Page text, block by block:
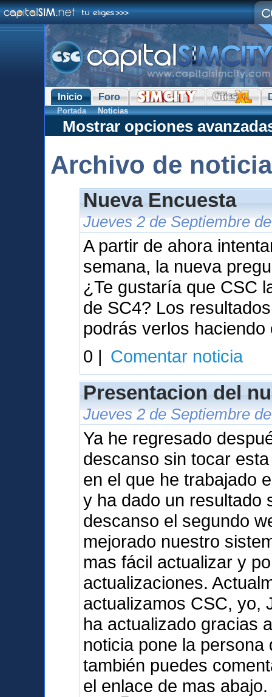
Inicio Foro
Portada Noticias
Mostrar opciones
Archivo de
Nueva Encuesta
Jueves 2 de Septiembre
A partir de ahora
semana, la nueva
¿Te gustaría que CSC
de SC4? Los
podrás verlos
0 | Comentar noticia
Presentacion del
Jueves 2 de Septiembre
Ya he regresado
descanso sin tocar
en el que he trabajado
y ha dado un resultado
descanso el segundo
mejorado nuestro
mas fácil actualizar y
actualizaciones.
actualizamos CSC, yo,
ha actualizado gracias
noticia pone la
también puedes
el enlace de mas